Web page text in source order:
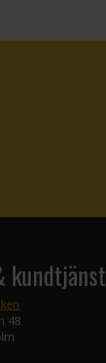
kundtjänst
48